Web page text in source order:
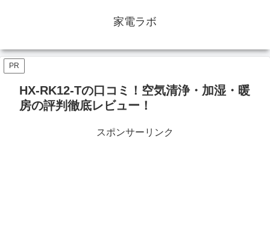
家電ラボ
PR
HX-RK12-Tの口コミ！空気清浄・加湿・暖
房の評判徹底レビュー！
スポンサーリンク